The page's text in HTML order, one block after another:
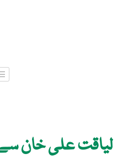
لیاقت علی خان